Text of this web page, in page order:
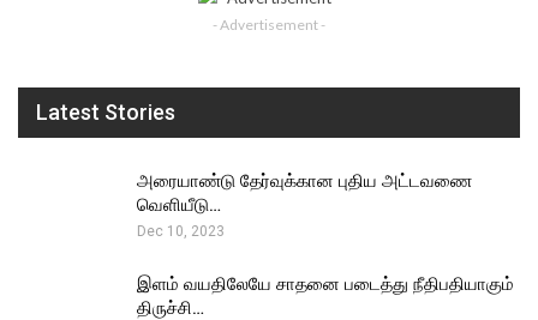
- Advertisement -
Latest Stories
அரையாண்டு தேர்வுக்கான புதிய அட்டவணை
வெளியீடு…
Dec 10, 2023
இளம் வயதிலேயே சாதனை படைத்து நீதிபதியாகும்
திருச்சி…